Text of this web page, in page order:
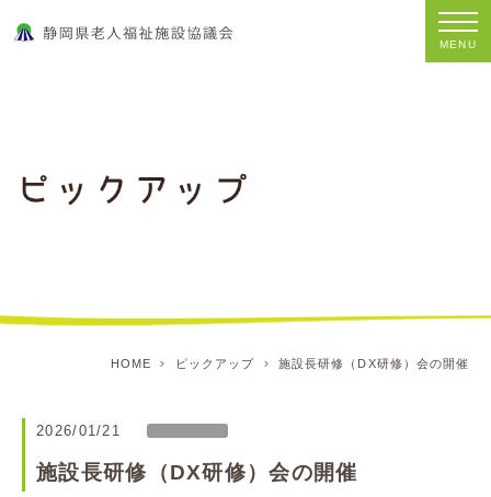
MENU
HOME ピックアップ 施設長研修（DX研修）会の開催
2026/01/21
施設長研修（DX研修）会の開催